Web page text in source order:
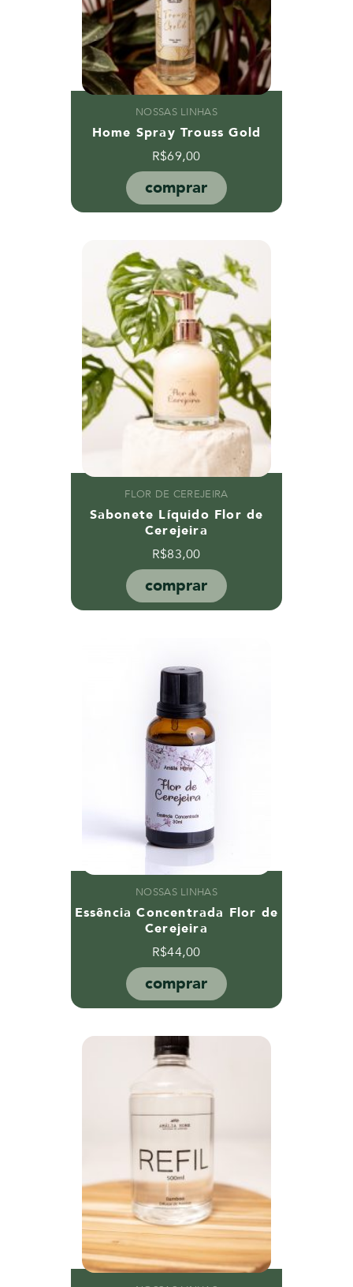
NOSSAS LINHAS
Home Spray Trouss Gold
R$69,00
comprar
FLOR DE CEREJEIRA
Sabonete Líquido Flor de
Cerejeira
R$83,00
comprar
NOSSAS LINHAS
Essência Concentrada Flor de
Cerejeira
R$44,00
comprar